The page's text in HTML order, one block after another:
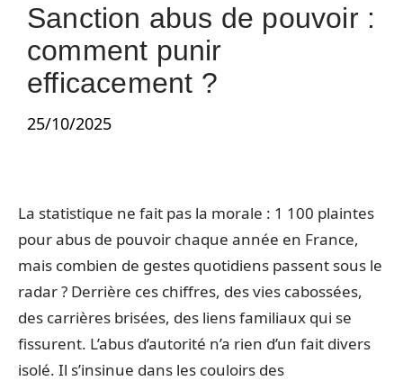
Sanction abus de pouvoir :
comment punir
efficacement ?
25/10/2025
La statistique ne fait pas la morale : 1 100 plaintes
pour abus de pouvoir chaque année en France,
mais combien de gestes quotidiens passent sous le
radar ? Derrière ces chiffres, des vies cabossées,
des carrières brisées, des liens familiaux qui se
fissurent. L’abus d’autorité n’a rien d’un fait divers
isolé. Il s’insinue dans les couloirs des